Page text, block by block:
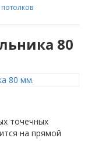
80
точечных
на прямой